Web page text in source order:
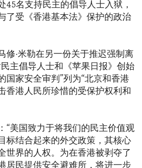
45名支持民主的倡导人士入狱，
了受《香港基本法》保护的政治
修·米勒在另一份关于推迟强制离
主倡导人士和《苹果日报》创始
国家安全审判”列为“北京和香港
香港人民所珍惜的受保护权利和
“美国致力于将我们的民主价值观
标结合起来的外交政策，其核心
世界的人权。为在香港被剥夺了
居民提供安全避难所，将进一步